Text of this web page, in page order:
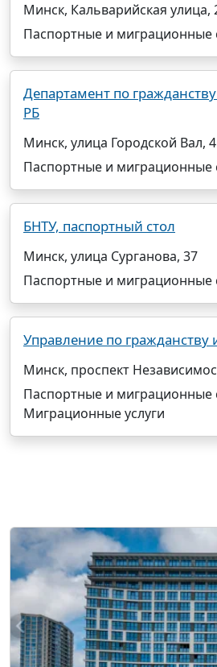
Минск, Кальварийская улица,
Паспортные и миграционные
Департамент по
РБ
Минск, улица Городской Вал, 4
Паспортные и миграционные
БНТУ, паспортный стол
Минск, улица Сурганова, 37
Паспортные и миграционные
Управление по гражданству
Минск, проспект
Паспортные и миграционные
Миграционные услуги